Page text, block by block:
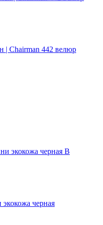
| Chairman 442 велюр
черная